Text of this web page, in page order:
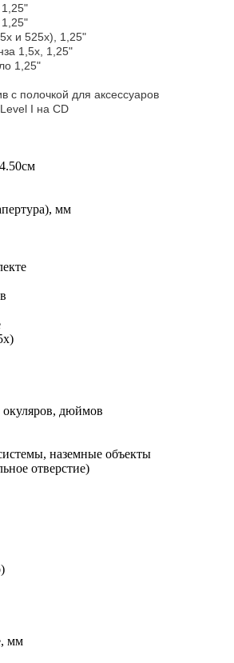
и 525х), 1,25"
1,5х, 1,25"
1,25"
с полочкой для аксессуаров
I на CD
мм
дюймов
наземные объекты
отверстие)
мм